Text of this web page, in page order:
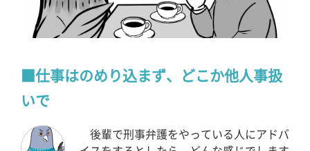
仕事はのめり込まず、どこか他人事扱
いで
後輩で刑事弁護をやっている人にアドバ